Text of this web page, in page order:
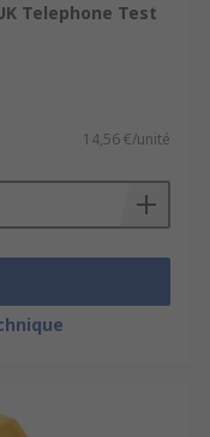
Telephone Test
14,56 €/unité